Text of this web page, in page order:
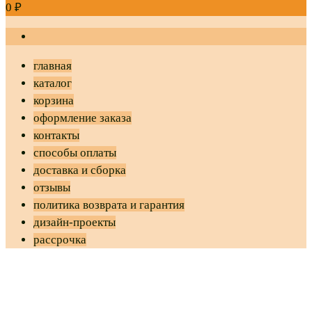
0 ₽
главная
каталог
корзина
оформление заказа
контакты
способы оплаты
доставка и сборка
отзывы
политика возврата и гарантия
дизайн-проекты
рассрочка